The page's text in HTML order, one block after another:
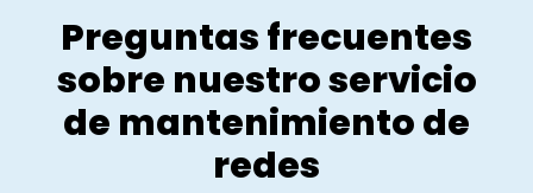
Preguntas frecuentes
sobre nuestro servicio
de mantenimiento de
redes